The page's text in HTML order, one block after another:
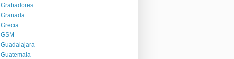
Grabadores
Granada
Grecia
GSM
Guadalajara
Guatemala